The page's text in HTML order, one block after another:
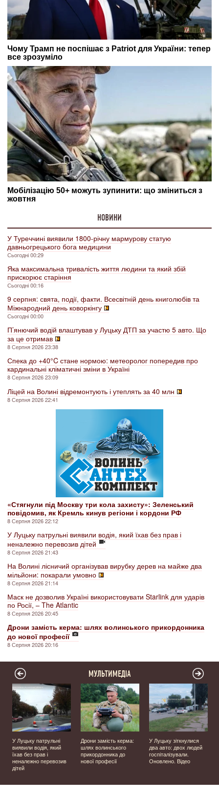
НОВИНИ
У Туреччині виявили 1800-річну мармурову статую
давньогрецького бога медицини
Сьогодні 00:29
Яка максимальна тривалість життя людини та який збій
прискорює старіння
Сьогодні 00:16
9 серпня: свята, події, факти. Всесвітній день книголюбів та
Міжнародний день коворкінгу
Сьогодні 00:00
П’янючий водій влаштував у Луцьку ДТП за участю 5 авто. Що
за це отримав
8 Серпня 2026 23:38
Спека до +40°C стане нормою: метеоролог попередив про
кардинальні кліматичні зміни в Україні
8 Серпня 2026 23:09
Ліцей на Волині відремонтують і утеплять за 40 млн
8 Серпня 2026 22:41
«Стягнули під Москву три кола захисту»: Зеленський
повідомив, як Кремль кинув регіони і кордони РФ
8 Серпня 2026 22:12
У Луцьку патрульні виявили водія, який їхав без прав і
неналежно перевозив дітей
8 Серпня 2026 21:43
На Волині лісничий організував вирубку дерев на майже два
мільйони: покарали умовно
8 Серпня 2026 21:14
Маск не дозволив Україні використовувати Starlink для ударів
по Росії, – The Atlantic
8 Серпня 2026 20:45
Дрони замість керма: шлях волинського прикордонника
до нової професії
8 Серпня 2026 20:16
МУЛЬТИМЕДІА
У Луцьку патрульні
виявили водія, який
їхав без прав і
неналежно перевозив
дітей
Дрони замість керма:
шлях волинського
прикордонника до
нової професії
У Луцьку зіткнулися
два авто: двох людей
госпіталізували.
Оновлено. Відео